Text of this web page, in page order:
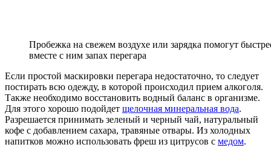
Пробежка на свежем воздухе или зарядка помогут
вместе с ним запах перегара
Если простой маскировки перегара недостаточно, то следует
постирать всю одежду, в которой происходил прием алкоголя.
Также необходимо восстановить водный баланс в организме.
Для этого хорошо подойдет щелочная минеральная вода.
Разрешается принимать зеленый и черный чай, натуральный
кофе с добавлением сахара, травяные отвары. Из холодных
напитков можно использовать фреш из цитрусов с медом.